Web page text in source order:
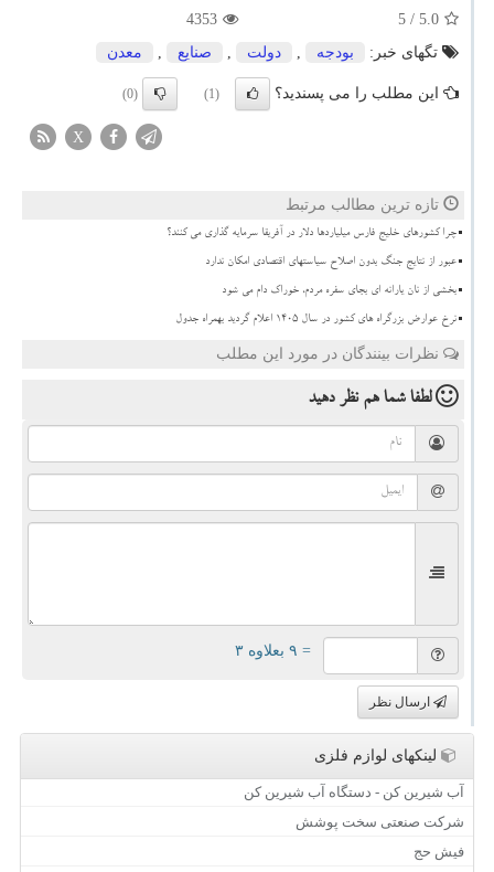
5.0
/ 5
4353
تگهای خبر:
بودجه , دولت , صنایع , معدن
این مطلب را می پسندید؟ (1)
(0)
X
تازه ترین مطالب مرتبط
چرا کشورهای خلیج فارس میلیاردها دلار در آفریقا سرمایه گذاری می کنند؟
عبور از نتایج جنگ بدون اصلاح سیاستهای اقتصادی امکان ندارد
بخشی از نان یارانه ای بجای سفره مردم، خوراک دام می شود
نرخ عوارض بزرگراه های کشور در سال ۱۴۰۵ اعلام گردید بهمراه جدول
نظرات بینندگان در مورد این مطلب
لطفا شما همنظر دهید
= ۹ بعلاوه ۳
ارسال نظر
لینکهای لوازم فلزی
آب شیرین کن - دستگاه آب شیرین کن
شرکت صنعتی سخت پوشش
فیش حج